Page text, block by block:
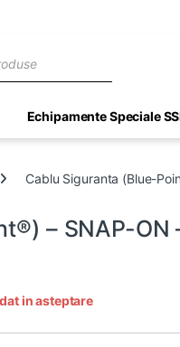
Echipamente Speciale
Cablu Siguranta (Blue-
– SNAP-ON
in asteptare